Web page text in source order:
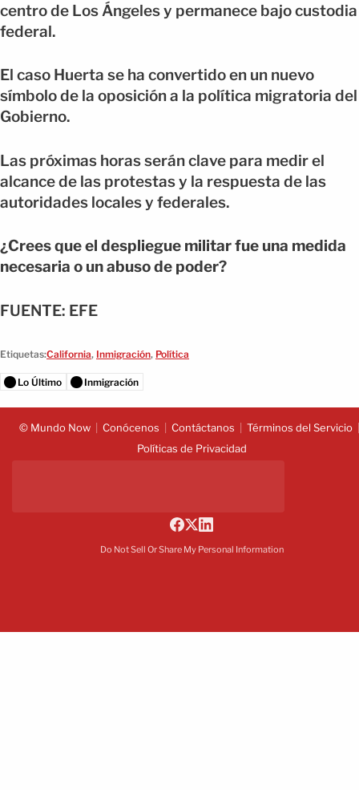
centro de Los Ángeles y permanece bajo custodia
federal.
El caso Huerta se ha convertido en un nuevo
símbolo de la oposición a la política migratoria del
Gobierno.
Las próximas horas serán clave para medir el
alcance de las protestas y la respuesta de las
autoridades locales y federales.
¿Crees que el despliegue militar fue una medida
necesaria o un abuso de poder?
FUENTE: EFE
Etiquetas:California, Inmigración, Política
Lo Último Inmigración
© Mundo Now Conócenos Contáctanos
Términos del Servicio
Políticas de Privacidad
Do Not Sell Or Share My Personal Information